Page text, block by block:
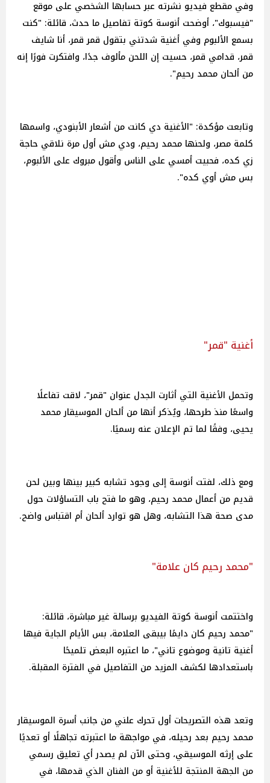
وفي مقطع فيديو نشرته عبر حسابها الشخصي على موقع
"فيسبوك"، أوضحت أنوسة كوتة تفاصيل ما حدث، قائلة: "كنت
بسمع الألبوم وفي أغنية شدتني بتقول قمر قمر، أنا شايف
قمر، قدامي قمر، حسيت إن اللحن مألوف جدًا، وافتكرت فورًا إنه
من ألحان محمد رحيم".
وتابعت مؤكدة: "الأغنية دي كانت من أشعار الأبنودي، واسمها
كلمة مصر، ولحنها محمد رحيم، ودي مش أول مرة نلاقي حاجة
زي كده، فحبيت أمسي على الناس وأقول مبروك على الألبوم،
بس مش أوي كده".
أغنية "قمر"
وتحمل الأغنية التي أثارت الجدل عنوان "قمر"، لاقت تفاعلًا
واسعًا منذ طرحها، ويُذكر أنها من ألحان الموسيقار محمد
يحيى، وفقًا لما تم الإعلان عنه رسميًا.
ومع ذلك، لفتت أنوسة إلى وجود تشابه كبير بينها وبين لحن
قديم من أعمال محمد رحيم، وهو ما فتح باب التساؤلات حول
مدى صحة هذا التشابه، وهل هو توارد ألحان أم اقتباس واضح.
"محمد رحيم كان علامة"
واختتمت أنوسة كوتة الفيديو برسالة غير مباشرة، قائلة:
"محمد رحيم كان دايمًا بيبقى العلامة، بس الأيام الجاية فيها
أغنية تانية وموضوع تاني"، ما اعتبره البعض تلميحًا
باستعدادها لكشف المزيد من التفاصيل في الفترة المقبلة.
وتعد هذه التصريحات أول تحرك علني من جانب أسرة الموسيقار
محمد رحيم بعد رحيله، في مواجهة ما اعتبرته تجاهلًا أو تعديًا
على إرثه الموسيقي، وحتى الآن لم يصدر أي تعليق رسمي
من الجهة المنتجة للأغنية أو من الفنان الذي قدمها، في